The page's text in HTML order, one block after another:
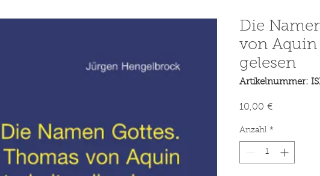
Die
von
gelesen
Artikelnummer:
10,00 €Preis
Anzahl *